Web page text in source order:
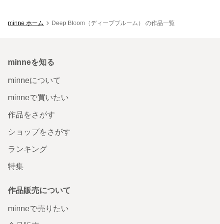
minne ホーム Deep Bloom（ディープブルーム） の作品一覧
minneを知る
minneについて
minneで買いたい
作品をさがす
ショップをさがす
ランキング
特集
作品販売について
minneで売りたい